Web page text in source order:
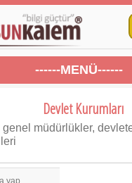
------MENÜ------
Devlet Kurumları
genel müdürlükler,